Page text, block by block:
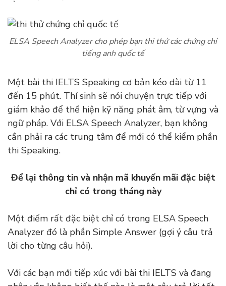
ELSA Speech Analyzer cho phép bạn thi thử các chứng chỉ
tiếng anh quốc tế
Một bài thi IELTS Speaking cơ bản kéo dài từ 11
đến 15 phút. Thí sinh sẽ nói chuyện trực tiếp với
giám khảo để thể hiện kỹ năng phát âm, từ vựng và
ngữ pháp. Với ELSA Speech Analyzer, bạn không
cần phải ra các trung tâm để mới có thể kiểm phần
thi Speaking.
Để lại thông tin và nhận mã khuyến mãi đặc biệt
chỉ có trong tháng này
Một điểm rất đặc biệt chỉ có trong ELSA Speech
Analyzer đó là phần Simple Answer (gợi ý câu trả
lời cho từng câu hỏi).
Với các bạn mới tiếp xúc với bài thi IELTS và đang